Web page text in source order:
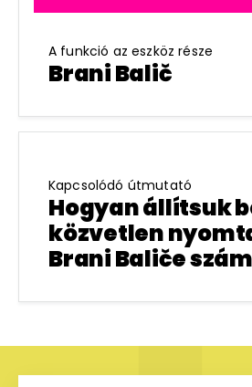
A funkció az eszköz része
Brani Balič
Kapcsolódó útmutató
Hogyan állítsuk
közvetlen
Brani Baliče